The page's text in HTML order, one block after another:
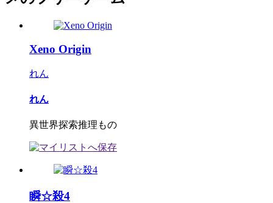
Xeno Origin
れん
れん
異世界探索推理もの
瞬☆殺4